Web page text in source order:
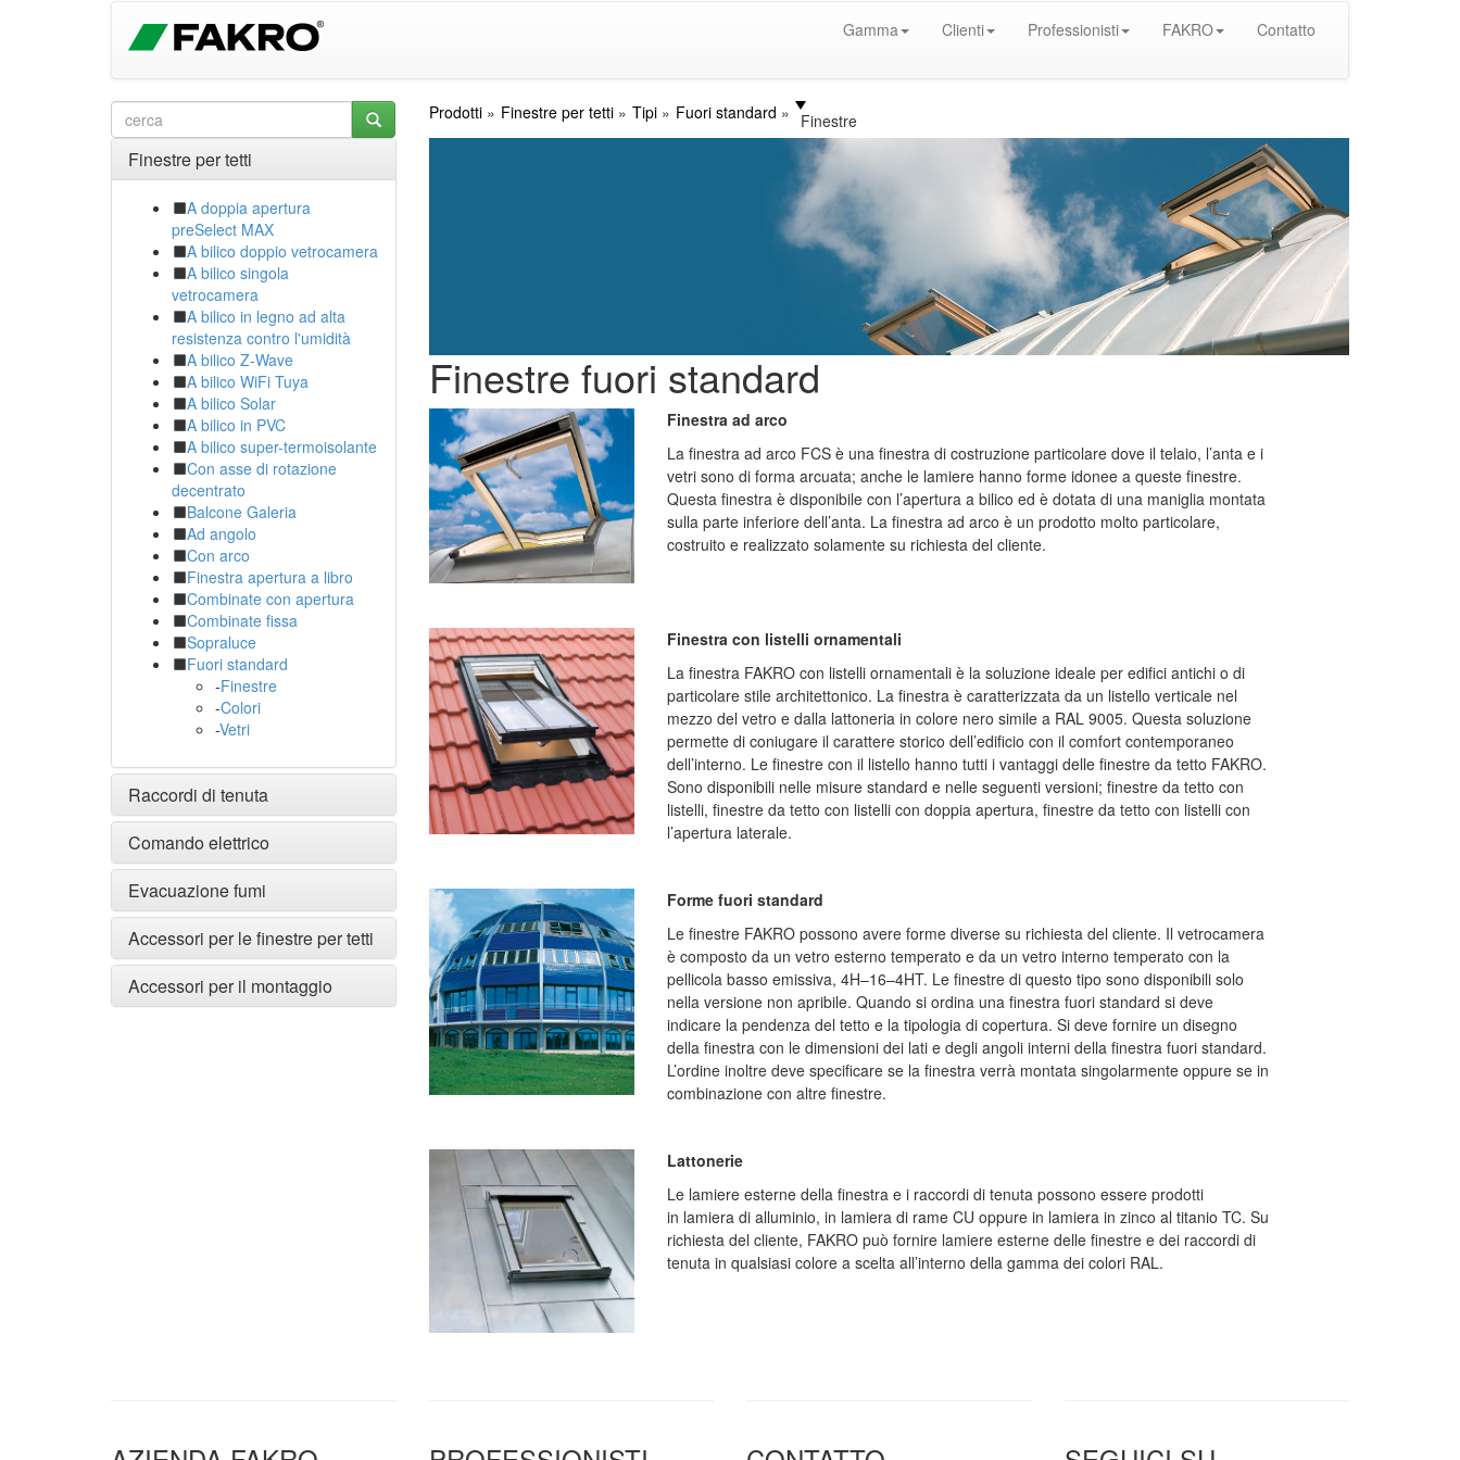
Gamma Clienti Professionisti FAKRO Contatto
Prodotti Finestre per tetti Tipi Fuori standard Finestre
Finestre per tetti
A doppia apertura
preSelect MAX
A bilico doppio vetrocamera
A bilico singola
vetrocamera
A bilico in legno ad alta
resistenza contro l'umidità
A bilico Z-Wave
A bilico WiFi Tuya
A bilico Solar
A bilico in PVC
A bilico super-termoisolante
Con asse di rotazione
decentrato
Balcone Galeria
Ad angolo
Con arco
Finestra apertura a libro
Combinate con apertura
Combinate fissa
Sopraluce
Fuori standard
-Finestre
-Colori
-Vetri
Raccordi di tenuta
Comando elettrico
Evacuazione fumi
Accessori per le finestre per tetti
Accessori per il montaggio
Finestre fuori standard
Finestra ad arco
La finestra ad arco FCS è una finestra di costruzione particolare dove il telaio, l’anta e i
vetri sono di forma arcuata; anche le lamiere hanno forme idonee a queste finestre.
Questa finestra è disponibile con l’apertura a bilico ed è dotata di una maniglia montata
sulla parte inferiore dell’anta. La finestra ad arco è un prodotto molto particolare,
costruito e realizzato solamente su richiesta del cliente.
Finestra con listelli ornamentali
La finestra FAKRO con listelli ornamentali è la soluzione ideale per edifici antichi o di
particolare stile architettonico. La finestra è caratterizzata da un listello verticale nel
mezzo del vetro e dalla lattoneria in colore nero simile a RAL 9005. Questa soluzione
permette di coniugare il carattere storico dell’edificio con il comfort contemporaneo
dell’interno. Le finestre con il listello hanno tutti i vantaggi delle finestre da tetto FAKRO.
Sono disponibili nelle misure standard e nelle seguenti versioni; finestre da tetto con
listelli, finestre da tetto con listelli con doppia apertura, finestre da tetto con listelli con
l’apertura laterale.
Forme fuori standard
Le finestre FAKRO possono avere forme diverse su richiesta del cliente. Il vetrocamera
è composto da un vetro esterno temperato e da un vetro interno temperato con la
pellicola basso emissiva, 4H–16–4HT. Le finestre di questo tipo sono disponibili solo
nella versione non apribile. Quando si ordina una finestra fuori standard si deve
indicare la pendenza del tetto e la tipologia di copertura. Si deve fornire un disegno
della finestra con le dimensioni dei lati e degli angoli interni della finestra fuori standard.
L’ordine inoltre deve specificare se la finestra verrà montata singolarmente oppure se in
combinazione con altre finestre.
Lattonerie
Le lamiere esterne della finestra e i raccordi di tenuta possono essere prodotti
in lamiera di alluminio, in lamiera di rame CU oppure in lamiera in zinco al titanio TC. Su
richiesta del cliente, FAKRO può fornire lamiere esterne delle finestre e dei raccordi di
tenuta in qualsiasi colore a scelta all’interno della gamma dei colori RAL.